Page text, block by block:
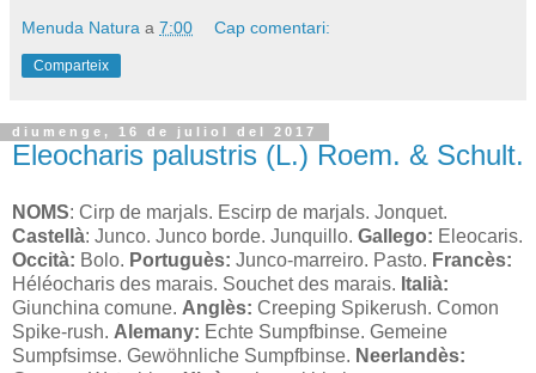
Menuda Natura a 7:00 Cap comentari:
Comparteix
diumenge, 16 de juliol del 2017
Eleocharis palustris (L.) Roem. & Schult.
NOMS: Cirp de marjals. Escirp de marjals. Jonquet.
Castellà: Junco. Junco borde. Junquillo. Gallego: Eleocaris.
Occità: Bolo. Portuguès: Junco-marreiro. Pasto. Francès:
Héléocharis des marais. Souchet des marais. Italià:
Giunchina comune. Anglès: Creeping Spikerush. Comon
Spike-rush. Alemany: Echte Sumpfbinse. Gemeine
Sumpfsimse. Gewöhnliche Sumpfbinse. Neerlandès: